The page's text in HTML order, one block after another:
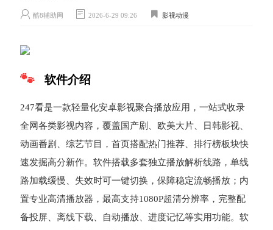
酷8辅助网 2026-6-29 09:26 影视动漫
软件介绍
247看是一款轻量化安卓影视聚合播放应用，一站式收录
全网各类影视内容，覆盖国产剧、欧美大片、日韩影视、
动画番剧、综艺节目，首页搭配热门推荐、排行榜板块快
速发掘高分新作。软件搭载多套独立播放解析线路，单线
路加载缓慢、失效时可一键切换，保障稳定流畅播放；内
置专业高清播放器，最高支持1080P超清分辨率，完整配
备投屏、离线下载、自动播放、进度记忆等实用功能。软